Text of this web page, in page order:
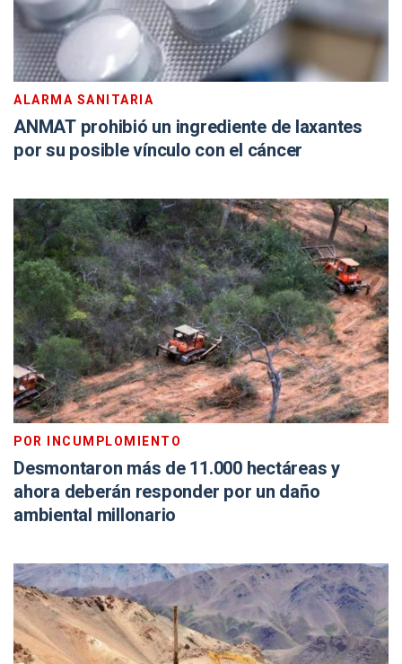
ALARMA SANITARIA
ANMAT prohibió un ingrediente de laxantes
por su posible vínculo con el cáncer
POR INCUMPLOMIENTO
Desmontaron más de 11.000 hectáreas y
ahora deberán responder por un daño
ambiental millonario